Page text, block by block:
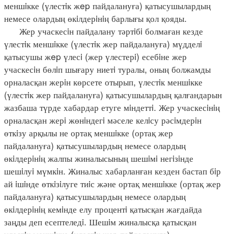
меншiкке (үлестiк жep пайдалануға) қатысушылардың
немесе олардың өкiлдерiнiң барлығы қол қояды.
Жер учаскесiн пайдалану тәртiбi болмаған кезде
үлестiк меншiкке (үлестiк жер пайдалануға) мүдделi
қатысушы жep үлесi (жер үлестерi) есебiне жер
учаскесiн бөлiп шығару ниетi туралы, оның болжамды
орналасқан жерiн көрсете отырып, үлестiк меншiкке
(үлестiк жер пайдалануға) қатысушылардың қалғандарын
жазбаша түрде хабардар етуге мiндеттi. Жер учаскесiнiң
орналасқан жерi жөнiндегi мәселе келiсу рәсiмдерiн
өткiзу арқылы не ортақ меншiкке (ортақ жер
пайдалануға) қатысушылардың немесе олардың
өкiлдерiнiң жалпы жиналысының шешiмi негiзiнде
шешiлуi мүмкiн. Жиналыс хабарланған кезден бастап бiр
ай iшiнде өткiзiлуге тиiс және ортақ меншiкке (ортақ жер
пайдалануға) қатысушылардың немесе олардың
өкiлдерiнiң кемiнде елу процентi қатысқан жағдайда
заңды деп есептеледi. Шешiм жиналысқа қатысқан